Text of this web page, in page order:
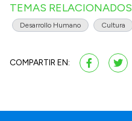
TEMAS RELACIONADOS
Desarrollo Humano Cultura
COMPARTIR EN: